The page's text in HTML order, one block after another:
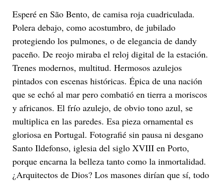
Esperé en São Bento, de camisa roja cuadriculada.
Polera debajo, como acostumbro, de jubilado
protegiendo los pulmones, o de elegancia de dandy
paceño. De reojo miraba el reloj digital de la estación.
Trenes modernos, multitud. Hermosos azulejos
pintados con escenas históricas. Épica de una nación
que se echó al mar pero combatió en tierra a moriscos
y africanos. El frío azulejo, de obvio tono azul, se
multiplica en las paredes. Esa pieza ornamental es
gloriosa en Portugal. Fotografié sin pausa ni desgano
Santo Ildefonso, iglesia del siglo XVIII en Porto,
porque encarna la belleza tanto como la inmortalidad.
¿Arquitectos de Dios? Los masones dirían que sí, todo